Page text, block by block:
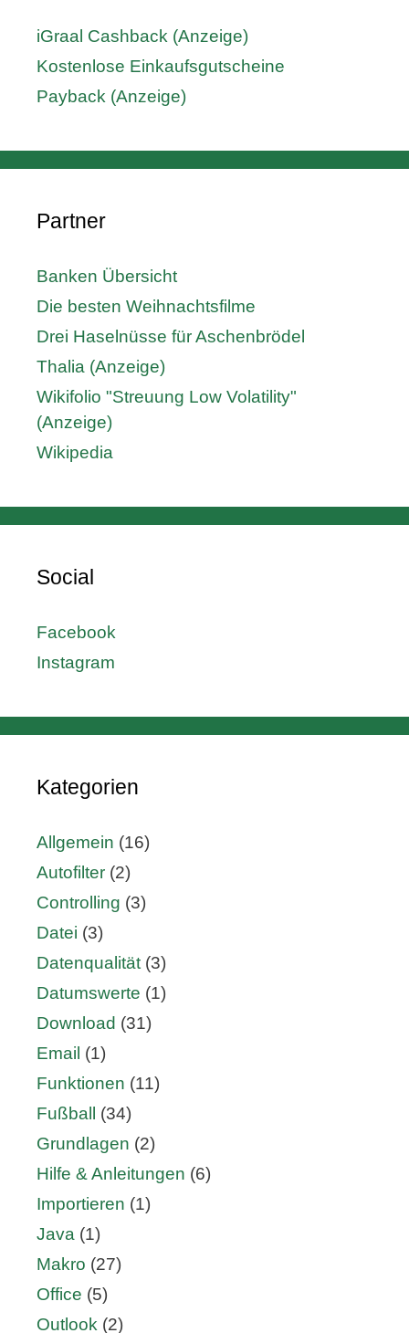
iGraal Cashback (Anzeige)
Kostenlose Einkaufsgutscheine
Payback (Anzeige)
Partner
Banken Übersicht
Die besten Weihnachtsfilme
Drei Haselnüsse für Aschenbrödel
Thalia (Anzeige)
Wikifolio "Streuung Low Volatility"
(Anzeige)
Wikipedia
Social
Facebook
Instagram
Kategorien
Allgemein (16)
Autofilter (2)
Controlling (3)
Datei (3)
Datenqualität (3)
Datumswerte (1)
Download (31)
Email (1)
Funktionen (11)
Fußball
(34)
Grundlagen (2)
Hilfe & Anleitungen (6)
Importieren (1)
Java (1)
Makro (27)
Office (5)
Outlook (2)